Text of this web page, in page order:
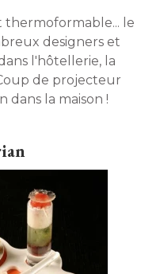
le
designers et
l'hôtellerie, la
de projecteur
dans la maison !